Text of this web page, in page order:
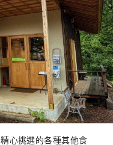
心挑選的各種其他食